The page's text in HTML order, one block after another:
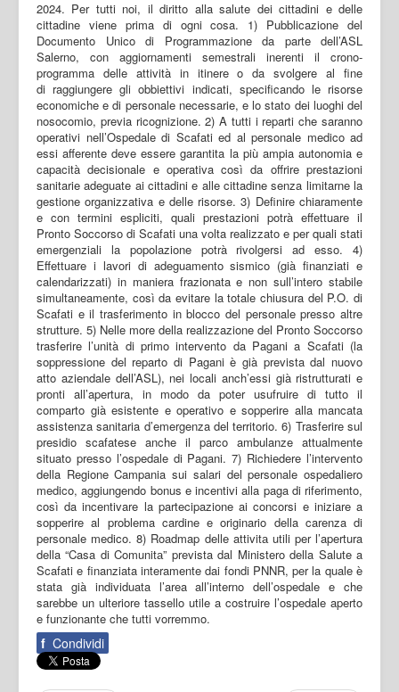
2024. Per tutti noi, il diritto alla salute dei cittadini e delle
cittadine viene prima di ogni cosa. 1) Pubblicazione del
Documento Unico di Programmazione da parte dell’ASL
Salerno, con aggiornamenti semestrali inerenti il crono-
programma delle attività in itinere o da svolgere al fine
di raggiungere gli obbiettivi indicati, specificando le risorse
economiche e di personale necessarie, e lo stato dei luoghi del
nosocomio, previa ricognizione. 2) A tutti i reparti che saranno
operativi nell’Ospedale di Scafati ed al personale medico ad
essi afferente deve essere garantita la più ampia autonomia e
capacità decisionale e operativa così da offrire prestazioni
sanitarie adeguate ai cittadini e alle cittadine senza limitarne la
gestione organizzativa e delle risorse. 3) Definire chiaramente
e con termini espliciti, quali prestazioni potrà effettuare il
Pronto Soccorso di Scafati una volta realizzato e per quali stati
emergenziali la popolazione potrà rivolgersi ad esso. 4)
Effettuare i lavori di adeguamento sismico (già finanziati e
calendarizzati) in maniera frazionata e non sull’intero stabile
simultaneamente, così da evitare la totale chiusura del P.O. di
Scafati e il trasferimento in blocco del personale presso altre
strutture. 5) Nelle more della realizzazione del Pronto Soccorso
trasferire l’unità di primo intervento da Pagani a Scafati (la
soppressione del reparto di Pagani è già prevista dal nuovo
atto aziendale dell’ASL), nei locali anch’essi già ristrutturati e
pronti all’apertura, in modo da poter usufruire di tutto il
comparto già esistente e operativo e sopperire alla mancata
assistenza sanitaria d’emergenza del territorio. 6) Trasferire sul
presidio scafatese anche il parco ambulanze attualmente
situato presso l’ospedale di Pagani. 7) Richiedere l’intervento
della Regione Campania sui salari del personale ospedaliero
medico, aggiungendo bonus e incentivi alla paga di riferimento,
così da incentivare la partecipazione ai concorsi e iniziare a
sopperire al problema cardine e originario della carenza di
personale medico. 8) Roadmap delle attivitа utili per l’apertura
della “Casa di Comunitа” prevista dal Ministero della Salute a
Scafati e finanziata interamente dai fondi PNNR, per la quale è
stata già individuata l’area all’interno dell’ospedale e che
sarebbe un ulteriore tassello utile a costruire l’ospedale aperto
e funzionante che tutti vorremmo.
f Condividi